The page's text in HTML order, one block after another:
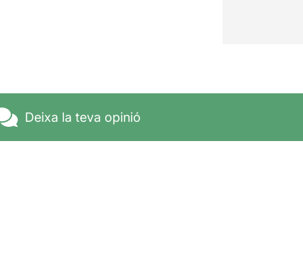
Deixa la teva opinió